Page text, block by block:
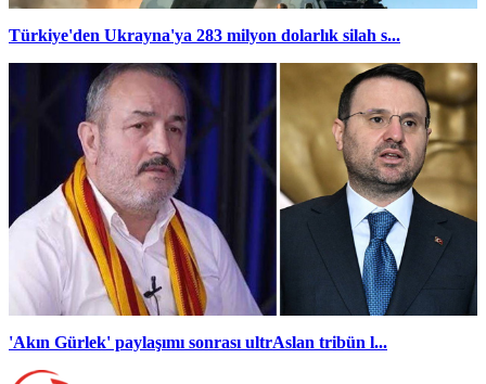
Türkiye'den Ukrayna'ya 283 milyon dolarlık silah s...
'Akın Gürlek' paylaşımı sonrası ultrAslan tribün l...